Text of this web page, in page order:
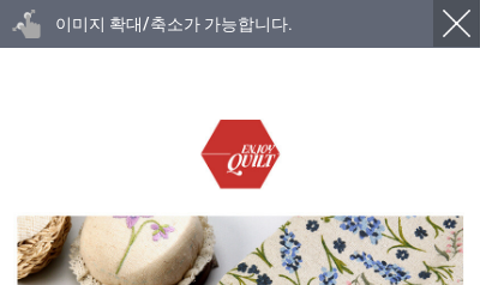
이미지 확대/축소가 가능합니다.